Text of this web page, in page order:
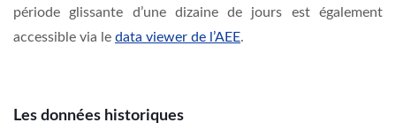
période glissante d’une dizaine de jours est également
accessible via le data viewer de l’AEE.
Les données historiques